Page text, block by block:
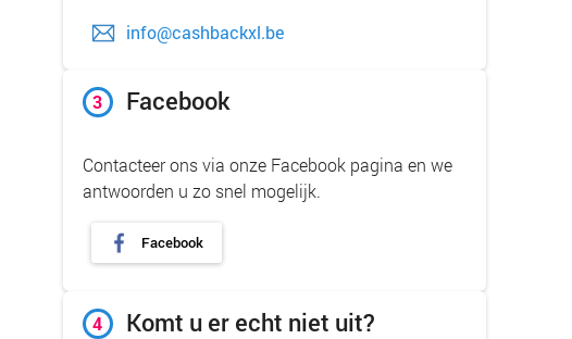
info@cashbackxl.be
3 Facebook
Contacteer ons via onze Facebook pagina en we
antwoorden u zo snel mogelijk.
Facebook
4 Komt u er echt niet uit?